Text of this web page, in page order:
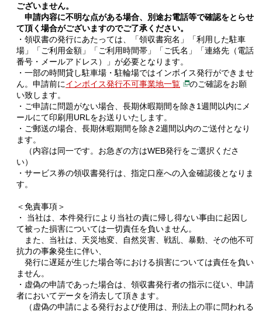
ございません。
申請内容に不明な点がある場合、別途お電話等で確認をとらせ
て頂く場合がございますのでご了承ください。
・領収書の発行にあたっては、「領収書宛名」「利用した駐車
場」「ご利用金額」「ご利用時間帯」「ご氏名」「連絡先（電話
番号・メールアドレス）」が必要となります。
・一部の時間貸し駐車場・駐輪場ではインボイス発行ができませ
ん。申請前にインボイス発行不可事業地一覧
のご確認をお願
い致します。
・ご申請に問題がない場合、長期休暇期間を除き1週間以内にメ
ールにて印刷用URLをお送りいたします。
・ご郵送の場合、長期休暇期間を除き2週間以内のご送付となり
ます。
（内容は同一です。お急ぎの方はWEB発行をご選択くださ
い）
・サービス券の領収書発行は、指定口座への入金確認後となりま
す。
＜免責事項＞
・ 当社は、本件発行により当社の責に帰し得ない事由に起因し
て被った損害については一切責任を負いません。
また、当社は、天災地変、自然災害、戦乱、暴動、その他不可
抗力の事象発生に伴い、
発行に遅延が生じた場合等における損害については責任を負い
ません。
・虚偽の申請であった場合は、領収書発行者の指示に従い、申請
者においてデータを消去して頂きます。
（虚偽の申請による発行および使用は、刑法上の罪に問われる